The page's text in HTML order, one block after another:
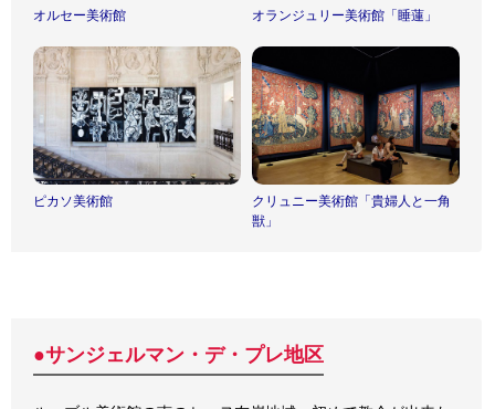
オルセー美術館 オランジュリー美術館「睡蓮」
ピカソ美術館
クリュニー美術館「貴婦人と一角
獣」
●サンジェルマン・デ・プレ地区